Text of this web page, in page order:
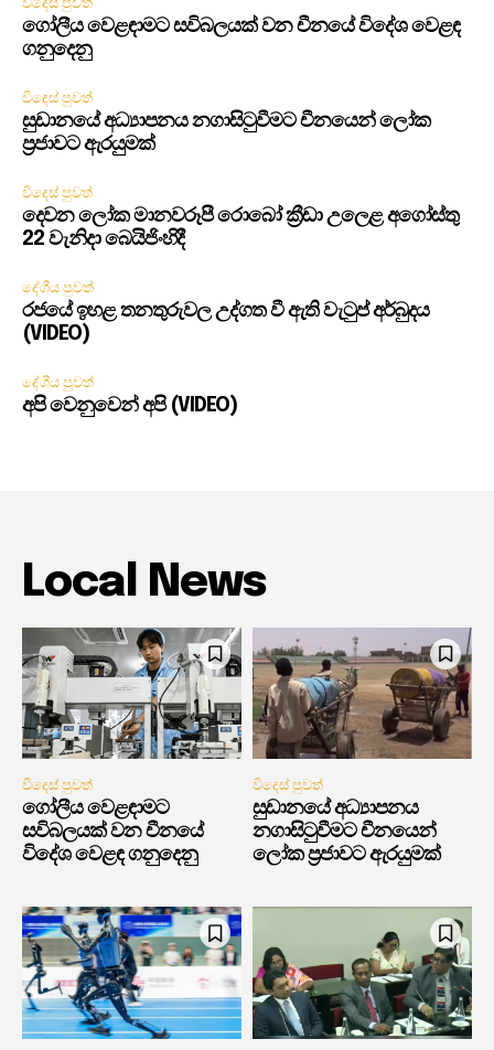
ගෝලීය වෙළඳාමට සවිබලයක් වන චීනයේ විදේශ වෙළඳ
ගනුදෙනු
විදෙස් පුවත්
සුඩානයේ අධ්‍යාපනය නගාසිටුවීමට චීනයෙන් ලෝක
ප්‍රජාවට ඇරයුමක්
විදෙස් පුවත්
දෙවන ලෝක මානවරූපී රොබෝ ක්‍රීඩා උලෙළ අගෝස්තු
22 වැනිදා බෙයිජිංහිදී
දේශීය පුවත්
රජයේ ඉහළ තනතුරුවල උද්ගත වී ඇති වැටුප් අර්බුදය
(VIDEO)
දේශීය පුවත්
අපි වෙනුවෙන් අපි (VIDEO)
Local News
විදෙස් පුවත්
ගෝලීය වෙළඳාමට
සවිබලයක් වන චීනයේ
විදේශ වෙළඳ ගනුදෙනු
විදෙස් පුවත්
සුඩානයේ අධ්‍යාපනය
නගාසිටුවීමට චීනයෙන්
ලෝක ප්‍රජාවට ඇරයුමක්